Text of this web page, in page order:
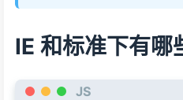
IE 和标准下有哪
JS